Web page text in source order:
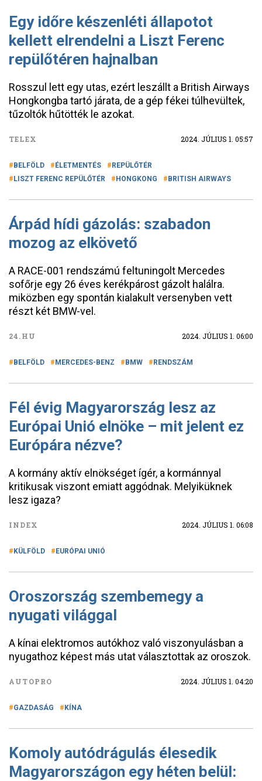
Egy időre készenléti állapotot
kellett elrendelni a Liszt Ferenc
repülőtéren hajnalban
Rosszul lett egy utas, ezért leszállt a British Airways
Hongkongba tartó járata, de a gép fékei túlhevültek,
tűzoltók hűtötték le azokat.
TELEX 2024. JÚLIUS 1. 05:57
BELFÖLD ÉLETMENTÉS
REPÜLŐTÉR
LISZT FERENC REPÜLŐTÉR
HONGKONG BRITISH AIRWAYS
Árpád hídi gázolás: szabadon
mozog az elkövető
A RACE-001 rendszámú feltuningolt Mercedes
sofőrje egy 26 éves kerékpárost gázolt halálra.
miközben egy spontán kialakult versenyben vett
részt két BMW-vel.
24.HU 2024. JÚLIUS 1. 06:00
BELFÖLD MERCEDES-BENZ BMW RENDSZÁM
Fél évig Magyarország lesz az
Európai Unió elnöke – mit jelent ez
Európára nézve?
A kormány aktív elnökséget ígér, a kormánnyal
kritikusak viszont emiatt aggódnak. Melyiküknek
lesz igaza?
INDEX 2024. JÚLIUS 1. 06:08
KÜLFÖLD EURÓPAI UNIÓ
Oroszország szembemegy a
nyugati világgal
A kínai elektromos autókhoz való viszonyulásban a
nyugathoz képest más utat választottak az oroszok.
AUTOPRO 2024. JÚLIUS 1. 04:20
GAZDASÁG KÍNA
Komoly autódrágulás élesedik
Magyarországon egy héten belül: